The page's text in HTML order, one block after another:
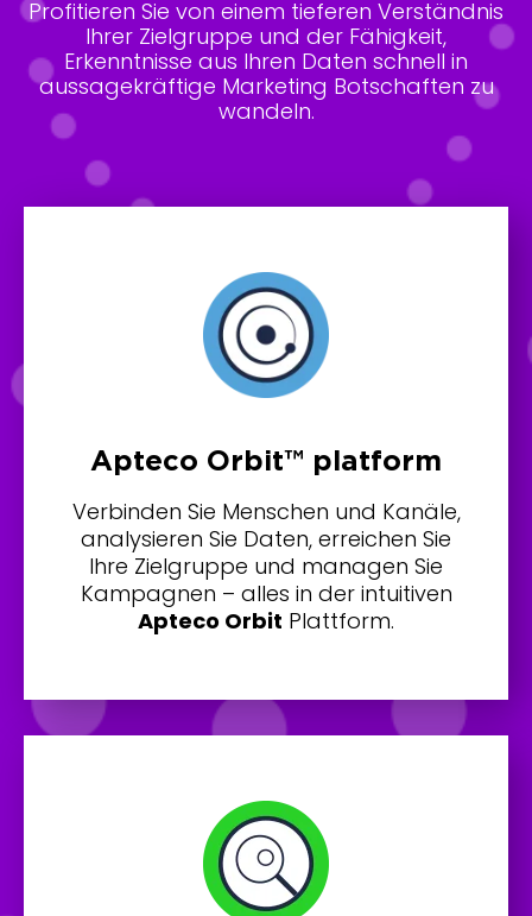
Profitieren Sie von einem tieferen Verständnis
Ihrer Zielgruppe und der Fähigkeit,
Erkenntnisse aus Ihren Daten schnell in
aussagekräftige Marketing Botschaften zu
wandeln.
Apteco Orbit™ platform
Verbinden Sie Menschen und Kanäle,
analysieren Sie Daten, erreichen Sie
Ihre Zielgruppe und managen Sie
Kampagnen – alles in der intuitiven
Apteco Orbit Plattform.